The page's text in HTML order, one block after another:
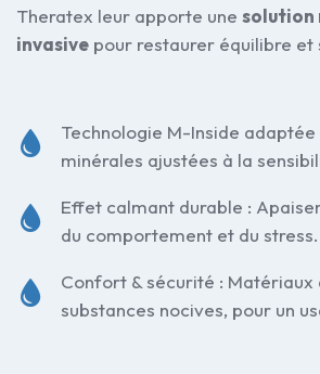
Theratex leur apporte une solution
invasive pour restaurer équilibre et
Technologie M-Inside adaptée
minérales ajustées à la
Effet calmant durable :
du comportement et du stress.
Confort & sécurité : Matériaux
substances nocives, pour un